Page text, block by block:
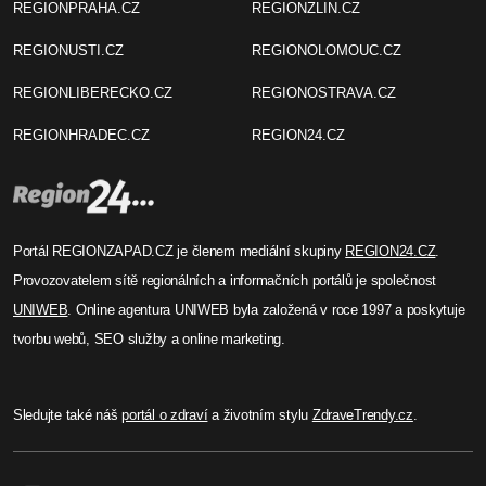
REGIONPRAHA.CZ
REGIONUSTI.CZ
REGIONLIBERECKO.CZ
REGIONHRADEC.CZ
REGIONZLIN.CZ
REGIONOLOMOUC.CZ
REGIONOSTRAVA.CZ
REGION24.CZ
Portál REGIONZAPAD.CZ je členem mediální skupiny REGION24.CZ.
Provozovatelem sítě regionálních a informačních portálů je společnost
UNIWEB. Online agentura UNIWEB byla založená v roce 1997 a poskytuje
tvorbu webů, SEO služby a online marketing.
Sledujte také nášportál o zdravía životním stylu ZdraveTrendy.cz.